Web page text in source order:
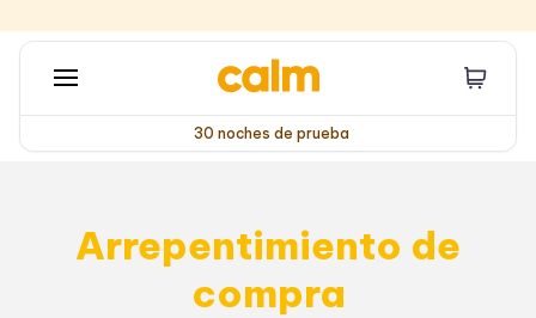
30 noches de prueba
Arrepentimiento de
compra